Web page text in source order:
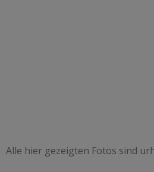
Alle hier gezeigten Fotos sind